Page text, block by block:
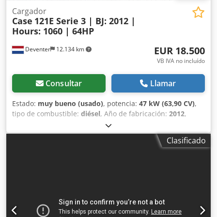
Deventer 12.134 km
Cargador
Case 121E Serie 3 | BJ: 2012 |
Hours: 1060 | 64HP
EUR 18.500
VB IVA no incluído
Consultar Llamar
Estado: muy bueno (usado), potencia: 47 kW (63,90 CV),
tipo de combustible: diésel, Año de fabricación: 2012,
1.060 h
adicionales = - Control con 2 pedales - Cabina cerrada =
Notas = Serie CASE 121E, modelo 3 – Año de fabricación:
técnico como estético. Es adecuada para una amplia gama
Clasificado